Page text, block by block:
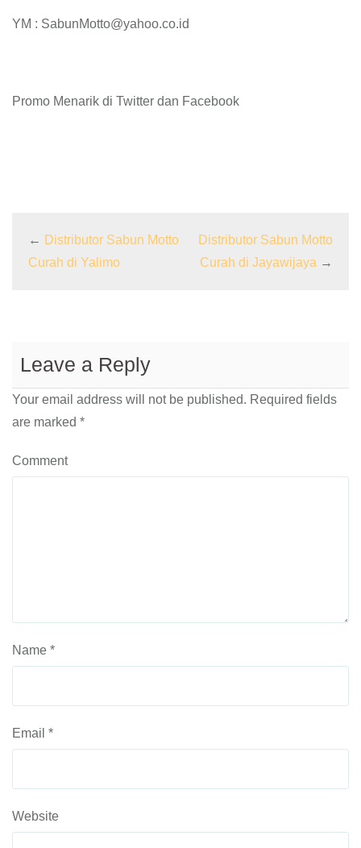
YM : SabunMotto@yahoo.co.id
Promo Menarik di Twitter dan Facebook
← Distributor Sabun Motto
Curah di Yalimo
Distributor Sabun Motto
Curah di Jayawijaya →
Leave a Reply
Your email address will not be published. Required fields
are marked *
Comment
Name *
Email *
Website